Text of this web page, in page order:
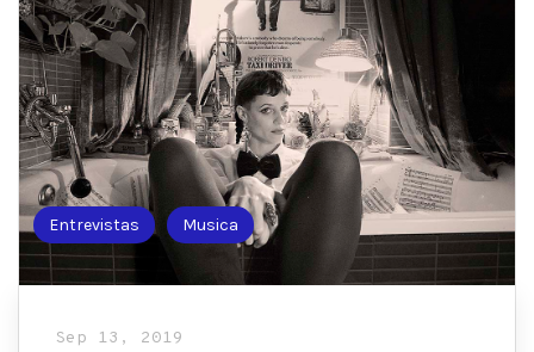
Entrevistas Musica
Sep 13, 2019